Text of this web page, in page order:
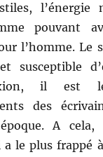
l’énergie
pouvant
l’homme. Le
susceptible
il est
des
A
a le plus frappé